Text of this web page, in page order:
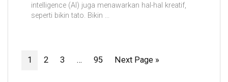
intelligence (AI) juga menawarkan hal-hal kreatif,
seperti bikin tato. Bikin ...
1 2 3 … 95 Next Page »